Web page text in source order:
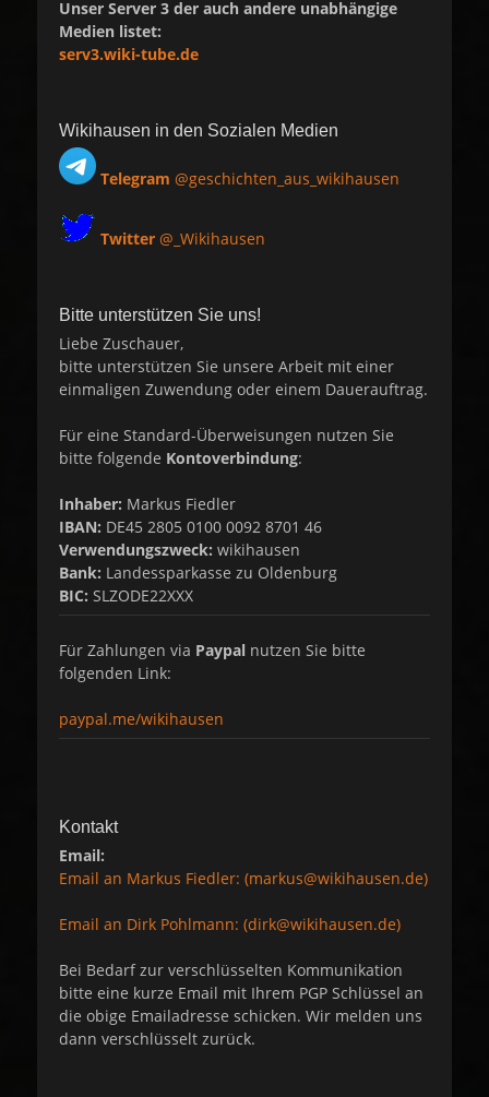
Unser Server 3 der auch andere unabhängige
Medien listet:
serv3.wiki-tube.de
Wikihausen in den Sozialen Medien
Telegram @geschichten_aus_wikihausen
Twitter @_Wikihausen
Bitte unterstützen Sie uns!
Liebe Zuschauer,
bitte unterstützen Sie unsere Arbeit mit einer
einmaligen Zuwendung oder einem Dauerauftrag.
Für eine Standard-Überweisungen nutzen Sie
bitte folgende Kontoverbindung:
Inhaber: Markus Fiedler
IBAN: DE45 2805 0100 0092 8701 46
Verwendungszweck: wikihausen
Bank: Landessparkasse zu Oldenburg
BIC: SLZODE22XXX
Für Zahlungen via Paypal nutzen Sie bitte
folgenden Link:
paypal.me/wikihausen
Kontakt
Email:
Email an Markus Fiedler: (markus@wikihausen.de)
Email an Dirk Pohlmann: (dirk@wikihausen.de)
Bei Bedarf zur verschlüsselten Kommunikation
bitte eine kurze Email mit Ihrem PGP Schlüssel an
die obige Emailadresse schicken. Wir melden uns
dann verschlüsselt zurück.